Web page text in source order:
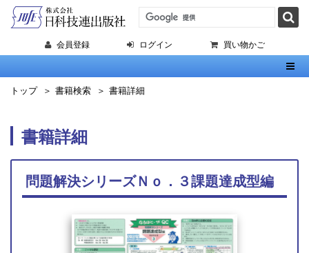
会員登録 ログイン 買い物かご
トップ 書籍検索 書籍詳細
書籍詳細
問題解決シリーズＮｏ．３課題達成型編